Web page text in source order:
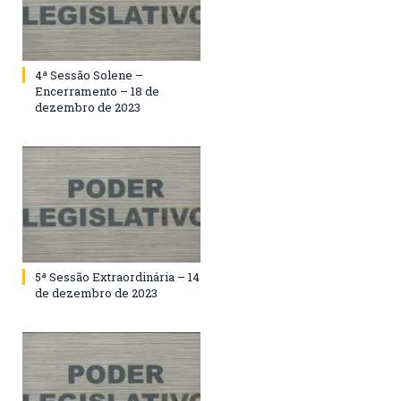
4ª Sessão Solene –
Encerramento – 18 de
dezembro de 2023
5ª Sessão Extraordinária – 14
de dezembro de 2023